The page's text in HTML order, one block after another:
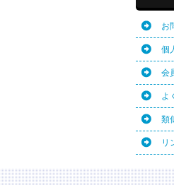
お
個
会
よ
類
リ